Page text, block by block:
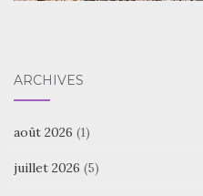
ARCHIVES
août 2026 (1)
juillet 2026 (5)